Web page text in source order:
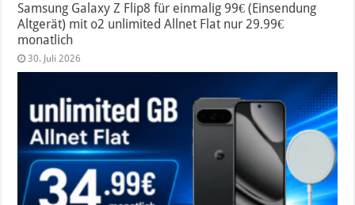
Samsung Galaxy Z Flip8 für einmalig 99€ (Einsendung
Altgerät) mit o2 unlimited Allnet Flat nur 29.99€
monatlich
30. Juli 2026